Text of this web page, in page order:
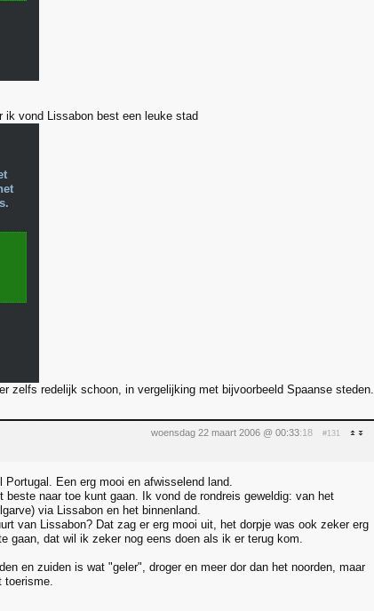
ik vond Lissabon best een leuke stad
zelfs redelijk schoon, in vergelijking met bijvoorbeeld Spaanse steden.
woensdag 22 maart 2006 @ 00:33:18 #131
Een erg mooi en afwisselend land.
naar toe kunt gaan. Ik vond de rondreis geweldig: van het
via Lissabon en het binnenland.
van Lissabon? Dat zag er erg mooi uit, het dorpje was ook zeker erg
gaan, dat wil ik zeker nog eens doen als ik er terug kom.
en zuiden is wat "geler", droger en meer dor dan het noorden, maar
toerisme.